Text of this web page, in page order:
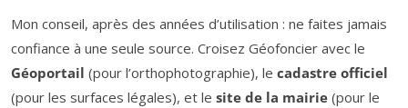
Mon conseil, après des années d’utilisation : ne faites jamais
confiance à une seule source. Croisez Géofoncier avec le
Géoportail (pour l’orthophotographie), le cadastre officiel
(pour les surfaces légales), et le site de la mairie (pour le